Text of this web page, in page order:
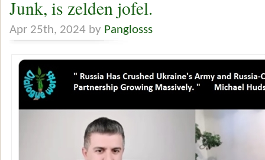
Junk, is zelden jofel.
Apr 25th, 2024 by Panglosss